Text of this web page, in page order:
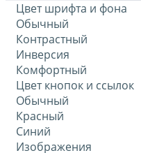
Цвет шрифта и фона
Обычный
Контрастный
Инверсия
Комфортный
Цвет кнопок и ссылок
Обычный
Красный
Синий
Изображения